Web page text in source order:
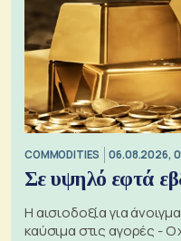
COMMODITIES 06.08.2026,
Σε υψηλό εφτά
Η αισιοδοξία για
καύσιμα στις αγορές - Ο